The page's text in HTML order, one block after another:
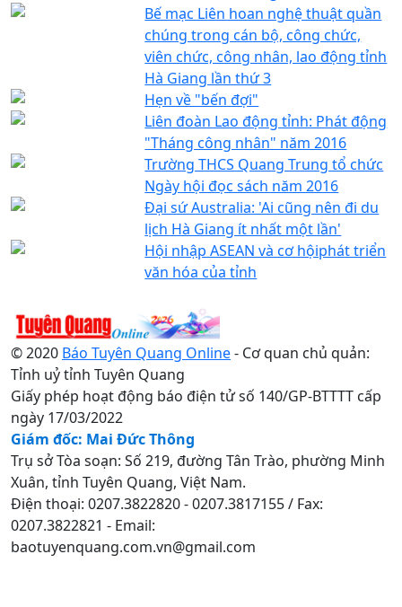
Bế mạc Liên hoan nghệ thuật quần
chúng trong cán bộ, công chức,
viên chức, công nhân, lao động tỉnh
Hà Giang lần thứ 3
Hẹn về "bến đợi"
Liên đoàn Lao động tỉnh: Phát động
"Tháng công nhân" năm 2016
Trường THCS Quang Trung tổ chức
Ngày hội đọc sách năm 2016
Đại sứ Australia: 'Ai cũng nên đi du
lịch Hà Giang ít nhất một lần'
Hội nhập ASEAN và cơ hộiphát triển
văn hóa của tỉnh
© 2020 Báo Tuyên Quang Online- Cơ quan chủ quản:
Tỉnh uỷ tỉnh Tuyên Quang
Giấy phép hoạt động báo điện tử số 140/GP-BTTTT cấp
ngày 17/03/2022
Giám đốc: Mai Đức Thông
Trụ sở Tòa soạn: Số 219, đường Tân Trào, phường Minh
Xuân, tỉnh Tuyên Quang, Việt Nam.
Điện thoại: 0207.3822820 - 0207.3817155 / Fax:
0207.3822821 - Email:
baotuyenquang.com.vn@gmail.com